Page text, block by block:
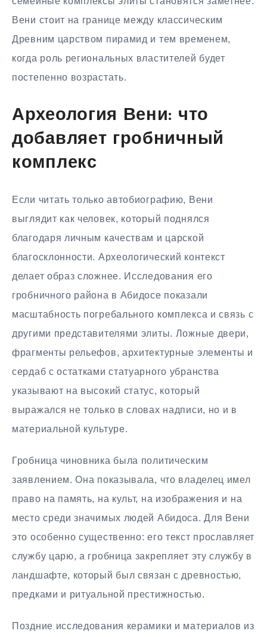
Вени стоит на границе между классическим
Древним царством пирамид и тем временем,
когда роль региональных властителей будет
постепенно возрастать.
Археология Вени: что
добавляет гробничный
комплекс
Если читать только автобиографию, Вени
выглядит как человек, который поднялся
благодаря личным качествам и царской
благосклонности. Археологический контекст
делает образ сложнее. Исследования его
гробничного района в Абидосе показали
масштабность погребального комплекса и связь с
другими представителями элиты. Ложные двери,
фрагменты рельефов, архитектурные элементы и
сердаб с остатками статуарного убранства
указывают на высокий статус, который
выражался не только в словах надписи, но и в
материальной культуре.
Гробница чиновника была политическим
заявлением. Она показывала, что владелец имел
право на память, на культ, на изображения и на
место среди значимых людей Абидоса. Для Вени
это особенно существенно: его текст прославляет
службу царю, а гробница закрепляет эту службу в
ландшафте, который был связан с древностью,
предками и ритуальной престижностью.
Поздние исследования керамики и материалов из